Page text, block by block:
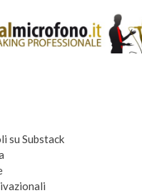
su Substack